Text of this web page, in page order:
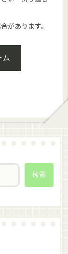
あります。
ム
検索